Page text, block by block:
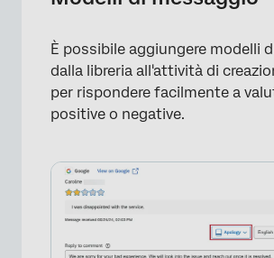
È possibile aggiungere modelli
dalla libreria all'attività di
per rispondere facilmente a
positive o negative.